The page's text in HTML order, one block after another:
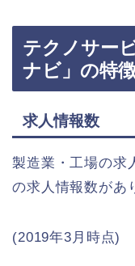
テクノサー
ナビ」の特
求人情報数
製造業・工場の求
の求人情報数があ
(2019年3月時点)